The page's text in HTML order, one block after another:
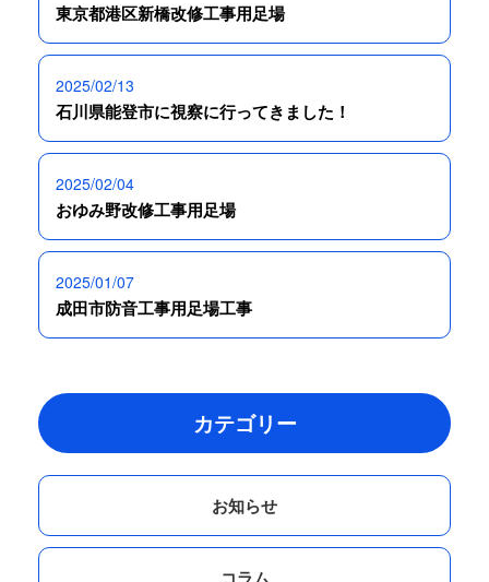
東京都港区新橋改修工事用足場
2025/02/13
石川県能登市に視察に行ってきました！
2025/02/04
おゆみ野改修工事用足場
2025/01/07
成田市防音工事用足場工事
カテゴリー
お知らせ